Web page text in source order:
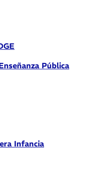
Pública
Infancia